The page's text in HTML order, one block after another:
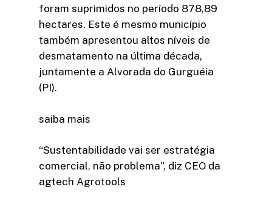
foram suprimidos no período 878,89
hectares. Este é mesmo município
também apresentou altos níveis de
desmatamento na última década,
juntamente a Alvorada do Gurguéia
(PI).
saiba mais
“Sustentabilidade vai ser estratégia
comercial, não problema”, diz CEO da
agtech Agrotools